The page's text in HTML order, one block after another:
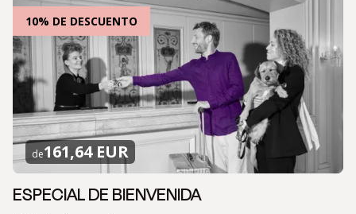
10% DE DESCUENTO
de161,64 EUR
ESPECIAL DE BIENVENIDA